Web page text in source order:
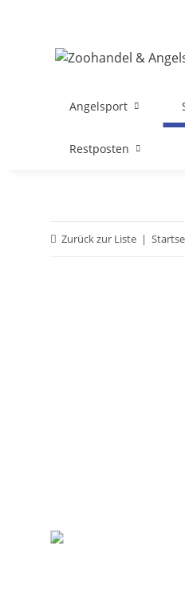
Angelsport
Restposten
Zurück zur Liste